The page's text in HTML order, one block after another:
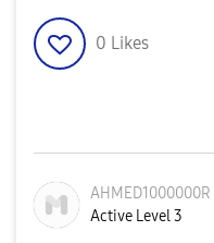
0 Likes
AHMED1000000R
Active Level 3